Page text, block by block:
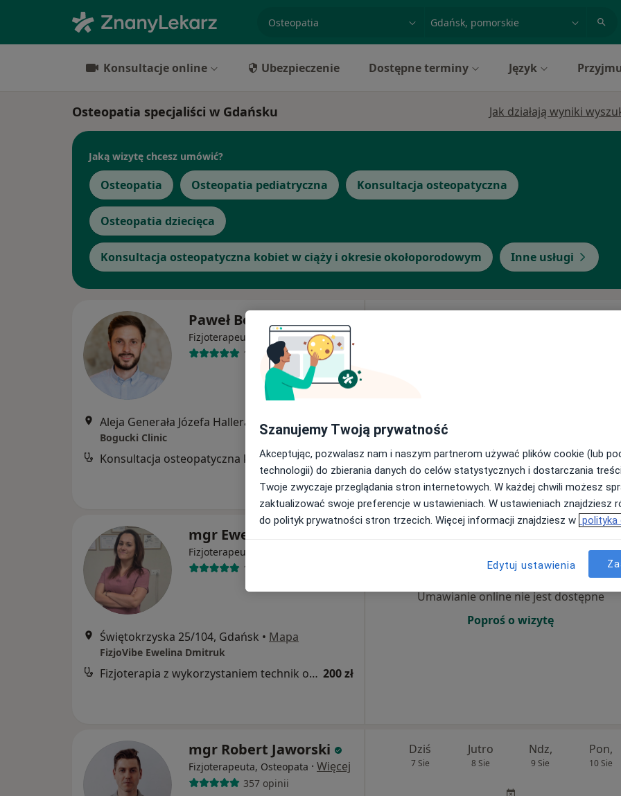
specjalizacja, badanie lub nazwiskomiasto lub dzielnica
Konsultacje online Ubezpieczenie Dostępne terminy Język
Osteopatia specjaliści w Gdańsku Jak działają wyniki
Jaką wizytę chcesz umówić?
Osteopatia Osteopatia pediatryczna Konsultacja osteopatyczna
Osteopatia dziecięca
Konsultacja osteopatyczna kobiet w ciąży i okresie okołoporodowym Inne usługi
Paweł Bogucki
Fizjoterapeuta Więcej
130 opinii
Aleja Generała Józefa Hallera 140, Gdańsk Mapa
Bogucki Clinic
Konsultacja osteopatyczna kobiet w ciąży i okresie okołoporodowym250 zł
mgr Ewelina Dmitruk
Fizjoterapeuta
120 opinii
Świętokrzyska 25/104, Gdańsk • Mapa
FizjoVibe Ewelina Dmitruk
Fizjoterapia z wykorzystaniem technik osteopatycznych 200 zł
10 Sie
Umawianie online nie jest dostępne
Poproś o wizytę
mgr Robert Jaworski
Fizjoterapeuta, Osteopata · Więcej
357 opinii
Dziś
7 Sie
Jutro
8 Sie
Ndz,
9 Sie
Pon,
10 Sie
Szanujemy Twoją prywatność
Akceptując, pozwalasz nam i naszym partnerom używać plików cookie (lub
technologii) do zbierania danych do celów statystycznych i dostarczania
Twoje zwyczaje przeglądania stron internetowych. W każdej chwili możesz
zaktualizować swoje preferencje w ustawieniach. W ustawieniach znajdziesz
do polityk prywatności stron trzecich. Więcej informacji znajdziesz w polityka
Edytuj ustawienia